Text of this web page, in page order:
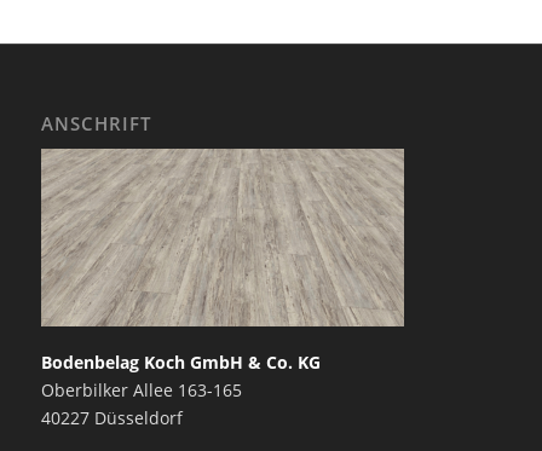
ANSCHRIFT
Bodenbelag Koch GmbH & Co. KG
Oberbilker Allee 163-165
40227 Düsseldorf